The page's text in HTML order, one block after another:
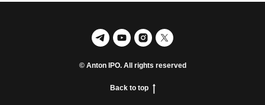
© Anton IPO. All rights reserved
Back to top